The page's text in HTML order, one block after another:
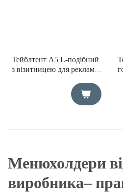
Тейблтент А5 L-подібний
з візитницею для реклами
Менюхолдери
виробника–